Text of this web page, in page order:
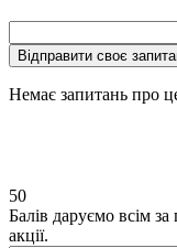
Відправити своє
Немає запитань про
50
Балів даруємо всім
акції.